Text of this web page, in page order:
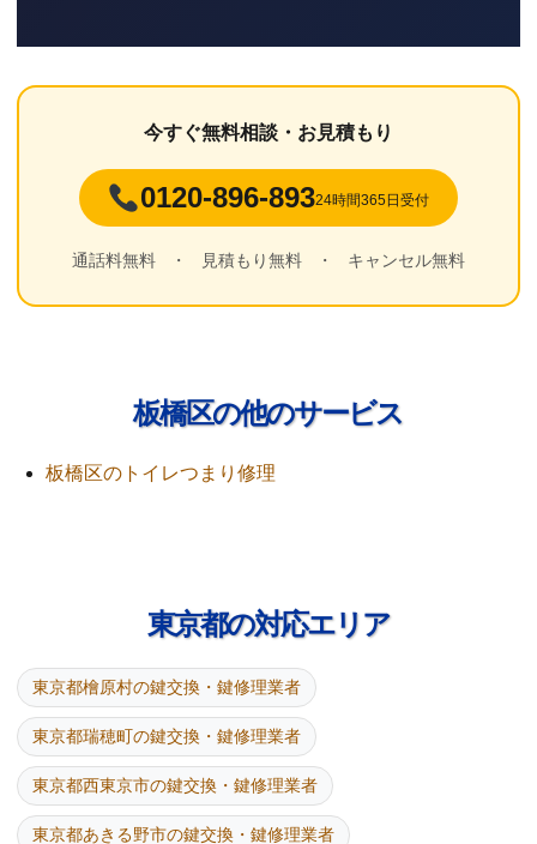
今すぐ無料相談・お見積もり
0120-896-89324時間365日受付
通話料無料 ・ 見積もり無料 ・ キャンセル無料
板橋区の他のサービス
板橋区のトイレつまり修理
東京都の対応エリア
東京都檜原村の鍵交換・鍵修理業者
東京都瑞穂町の鍵交換・鍵修理業者
東京都西東京市の鍵交換・鍵修理業者
東京都あきる野市の鍵交換・鍵修理業者